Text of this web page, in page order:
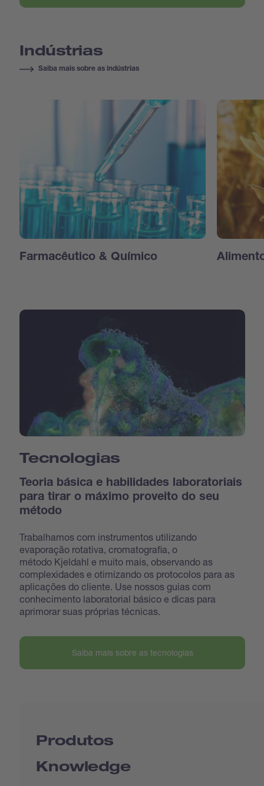
Indústrias
Saiba mais sobre as indústrias
Farmacêutico & Químico
Tecnologias
Teoria básica e habilidades laboratoriais
para tirar o máximo proveito do seu
método
Trabalhamos com instrumentos utilizando
evaporação rotativa, cromatografia, o
método Kjeldahl e muito mais, observando as
complexidades e otimizando os protocolos para as
aplicações do cliente. Use nossos guias com
conhecimento laboratorial básico e dicas para
aprimorar suas próprias técnicas.
Saiba mais sobre as tecnologias
Produtos
Knowledge